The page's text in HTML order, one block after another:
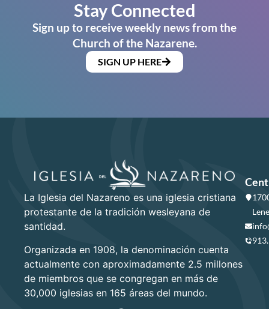
Stay Connected
Sign up to receive weekly news from the
Church of the Nazarene.
SIGN UP HERE
La Iglesia del Nazareno es una iglesia cristiana
protestante de la tradición wesleyana de
santidad.
Organizada en 1908, la denominación cuenta
actualmente con aproximadamente 2.5 millones
de miembros que se congregan en más de
30,000 iglesias en 165 áreas del mundo.